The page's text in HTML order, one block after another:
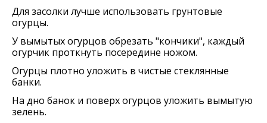
Для засолки лучше использовать грунтовые
огурцы.
У вымытых огурцов обрезать "кончики", каждый
огурчик проткнуть посередине ножом.
Огурцы плотно уложить в чистые стеклянные
банки.
На дно банок и поверх огурцов уложить вымытую
зелень.